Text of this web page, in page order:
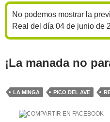
No podemos mostrar la
Real del día 04 de junio de
¡La manada no
LA MINGA PICO DEL AVE